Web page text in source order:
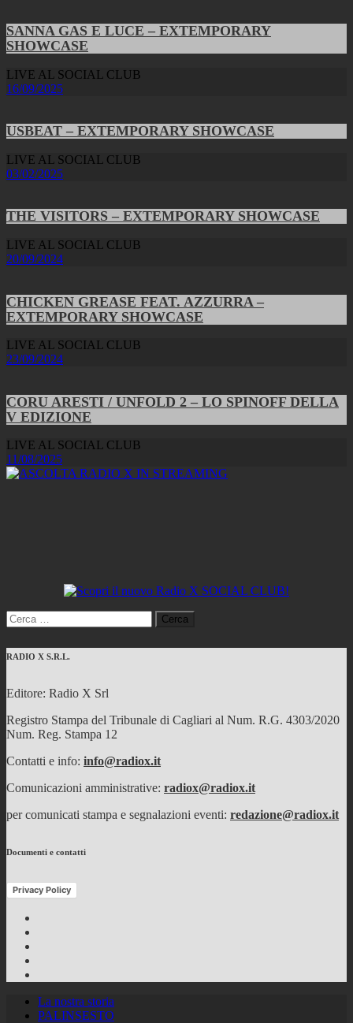
SANNA GAS E LUCE – EXTEMPORARY
SHOWCASE
LIVE AL SOCIAL CLUB
16/09/2025
USBEAT – EXTEMPORARY SHOWCASE
LIVE AL SOCIAL CLUB
03/02/2025
THE VISITORS – EXTEMPORARY SHOWCASE
LIVE AL SOCIAL CLUB
20/09/2024
CHICKEN GREASE FEAT. AZZURRA –
EXTEMPORARY SHOWCASE
LIVE AL SOCIAL CLUB
23/09/2024
CORU ARESTI / UNFOLD 2 – LO SPINOFF DELLA
V EDIZIONE
LIVE AL SOCIAL CLUB
11/08/2025
Ricerca
per:
RADIO X S.R.L.
Editore: Radio X Srl
Registro Stampa del Tribunale di Cagliari al Num. R.G. 4303/2020
Num. Reg. Stampa 12
Contatti e info: info@radiox.it
Comunicazioni amministrative: radiox@radiox.it
per comunicati stampa e segnalazioni eventi: redazione@radiox.it
Documenti e contatti
Privacy Policy
La nostra storia
PALINSESTO